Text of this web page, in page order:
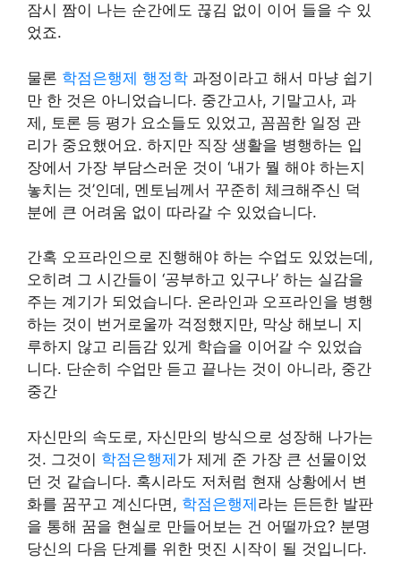
잠시 짬이 나는 순간에도 끊김 없이 이어 들을 수 있
었죠.
물론 학점은행제 행정학 과정이라고 해서 마냥 쉽기
만 한 것은 아니었습니다. 중간고사, 기말고사, 과
제, 토론 등 평가 요소들도 있었고, 꼼꼼한 일정 관
리가 중요했어요. 하지만 직장 생활을 병행하는 입
장에서 가장 부담스러운 것이 ‘내가 뭘 해야 하는지
놓치는 것’인데, 멘토님께서 꾸준히 체크해주신 덕
분에 큰 어려움 없이 따라갈 수 있었습니다.
간혹 오프라인으로 진행해야 하는 수업도 있었는데,
오히려 그 시간들이 ‘공부하고 있구나’ 하는 실감을
주는 계기가 되었습니다. 온라인과 오프라인을 병행
하는 것이 번거로울까 걱정했지만, 막상 해보니 지
루하지 않고 리듬감 있게 학습을 이어갈 수 있었습
니다. 단순히 수업만 듣고 끝나는 것이 아니라, 중간
중간
자신만의 속도로, 자신만의 방식으로 성장해 나가는
것. 그것이 학점은행제가 제게 준 가장 큰 선물이었
던 것 같습니다. 혹시라도 저처럼 현재 상황에서 변
화를 꿈꾸고 계신다면, 학점은행제라는 든든한 발판
을 통해 꿈을 현실로 만들어보는 건 어떨까요? 분명
당신의 다음 단계를 위한 멋진 시작이 될 것입니다.